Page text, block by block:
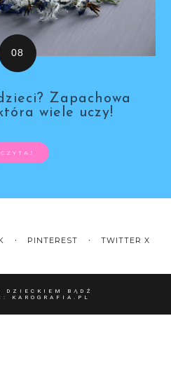
Zapachowa
wiele uczy!
CZYTAJ
PINTEREST TWITTER X
DZIECKIEM BĄDŹ
KAROGRAFIA.PL